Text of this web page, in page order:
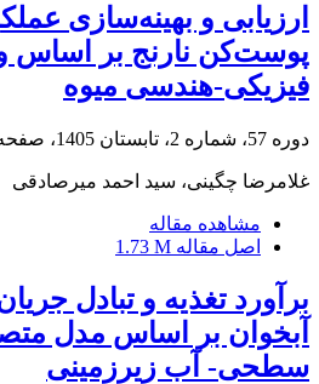
ارزیابی و بهینه‌سازی
پوست‌کن نارنج بر اساس
فیزیکی-هندسی میوه
دوره 57، شماره 2، تابستان 1405، صفحه
غلامرضا چگینی، سید احمد میرصادقی
مشاهده مقاله
اصل مقاله 1.73 M
برآورد تغذیه و تبادل
آبخوان بر اساس مدل
سطحی- آب زیرزمینی